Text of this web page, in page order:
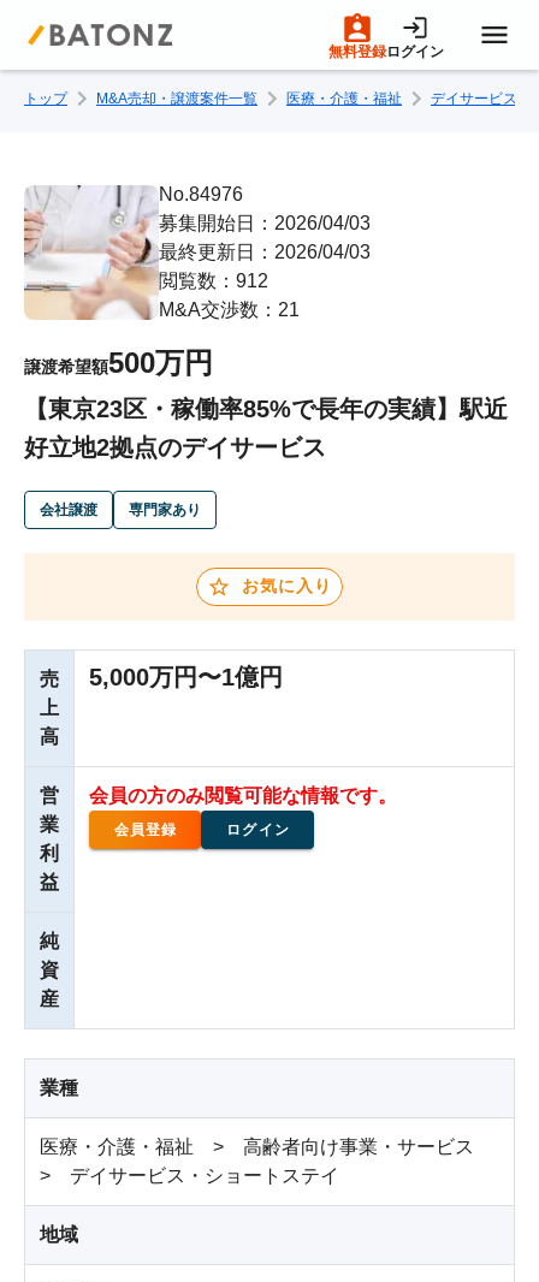
無料登録ログイン
トップページ
M&A案件一覧
売りたい方へ
成約事例
M&A専門家の方へ
トップ M&A売却・譲渡案件一覧 医療・介護・福祉 デイサービス・
No.84976
募集開始日：2026/04/03
最終更新日：2026/04/03
閲覧数：912
M&A交渉数：21
譲渡希望額500万円
【東京23区・稼働率85%で長年の実績】駅近
好立地2拠点のデイサービス
会社譲渡 専門家あり
お気に入り
売
上
高
5,000万円〜1億円
営
業
利
益
会員の方のみ閲覧可能な情報です。
会員登録 ログイン
純
資
産
業種
医療・介護・福祉 > 高齢者向け事業・サービス
> デイサービス・ショートステイ
地域